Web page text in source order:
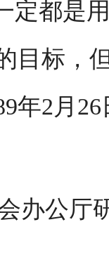
定都是
目标，
年2月
办公厅